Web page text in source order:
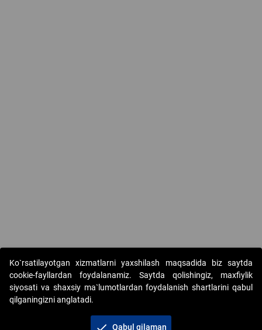
Copyright © 2017-2026. "Elektron onlayn-auksionlarni
tashkil etish" AJ. Barcha huquqlar himoyalangan
Ko`rsatilayotgan xizmatlarni yaxshilash maqsadida biz saytda
cookie-fayllardan foydalanamiz. Saytda qolishingiz, maxfiylik
siyosati va shaxsiy ma`lumotlardan foydalanish shartlarini qabul
qilganingizni anglatadi.
Qabul qilaman